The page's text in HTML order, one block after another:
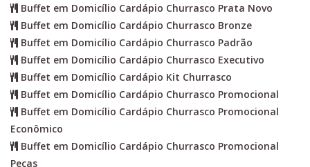
Buffet em Domicílio Cardápio Churrasco Prata Novo
Buffet em Domicílio Cardápio Churrasco Bronze
Buffet em Domicílio Cardápio Churrasco Padrão
Buffet em Domicílio Cardápio Churrasco Executivo
Buffet em Domicílio Cardápio Kit Churrasco
Buffet em Domicílio Cardápio Churrasco Promocional
Buffet em Domicílio Cardápio Churrasco Promocional
Econômico
Buffet em Domicílio Cardápio Churrasco Promocional
Peças